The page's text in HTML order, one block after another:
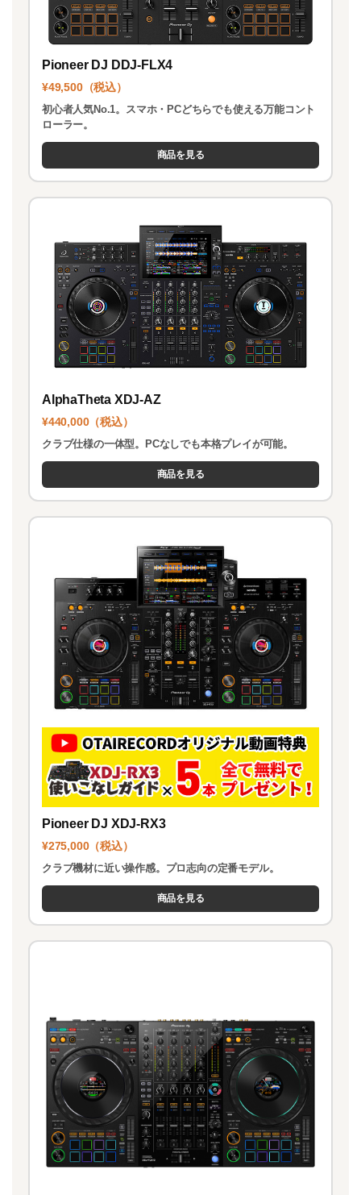
Pioneer DJ DDJ-FLX4
¥49,500（税込）
初心者人気No.1。スマホ・PCどちらでも使える万能コント
ローラー。
商品を見る
AlphaTheta XDJ-AZ
¥440,000（税込）
クラブ仕様の一体型。PCなしでも本格プレイが可能。
商品を見る
Pioneer DJ XDJ-RX3
¥275,000（税込）
クラブ機材に近い操作感。プロ志向の定番モデル。
商品を見る